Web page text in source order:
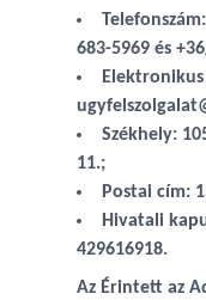
683-5969 és
Székhely:
11.;
Postai cím:
Hivatali
429616918.
Az Érintett az